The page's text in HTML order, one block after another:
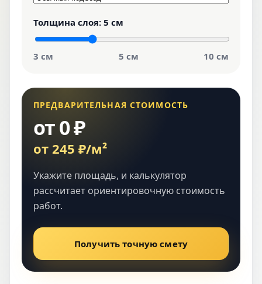
Толщина слоя: 5 см
3 см 5 см 10 см
ПРЕДВАРИТЕЛЬНАЯ СТОИМОСТЬ
от 0 ₽
от 245 ₽/м²
Укажите площадь, и калькулятор
рассчитает ориентировочную стоимость
работ.
Получить точную смету